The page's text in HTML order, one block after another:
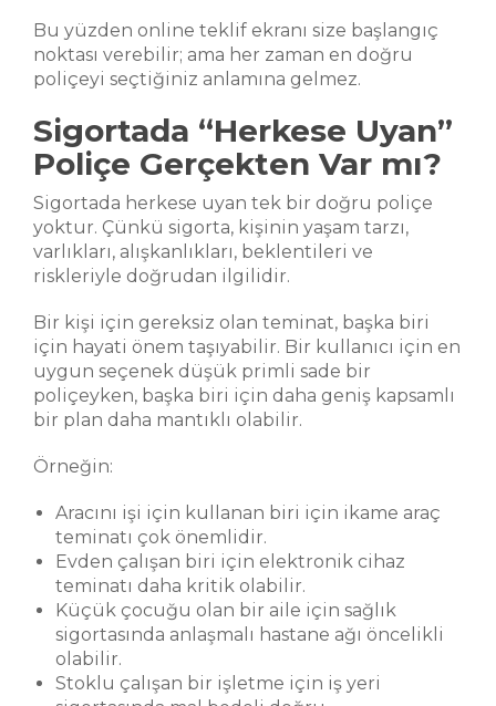
Bu yüzden online teklif ekranı size başlangıç
noktası verebilir; ama her zaman en doğru
poliçeyi seçtiğiniz anlamına gelmez.
Sigortada “Herkese Uyan”
Poliçe Gerçekten Var mı?
Sigortada herkese uyan tek bir doğru poliçe
yoktur. Çünkü sigorta, kişinin yaşam tarzı,
varlıkları, alışkanlıkları, beklentileri ve
riskleriyle doğrudan ilgilidir.
Bir kişi için gereksiz olan teminat, başka biri
için hayati önem taşıyabilir. Bir kullanıcı için en
uygun seçenek düşük primli sade bir
poliçeyken, başka biri için daha geniş kapsamlı
bir plan daha mantıklı olabilir.
Örneğin:
Aracını işi için kullanan biri için ikame araç
teminatı çok önemlidir.
Evden çalışan biri için elektronik cihaz
teminatı daha kritik olabilir.
Küçük çocuğu olan bir aile için sağlık
sigortasında anlaşmalı hastane ağı öncelikli
olabilir.
Stoklu çalışan bir işletme için iş yeri